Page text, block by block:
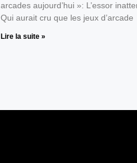
arcades aujourd’hui »: L’essor
Qui aurait cru que les jeux d’arcade
Lire la suite »